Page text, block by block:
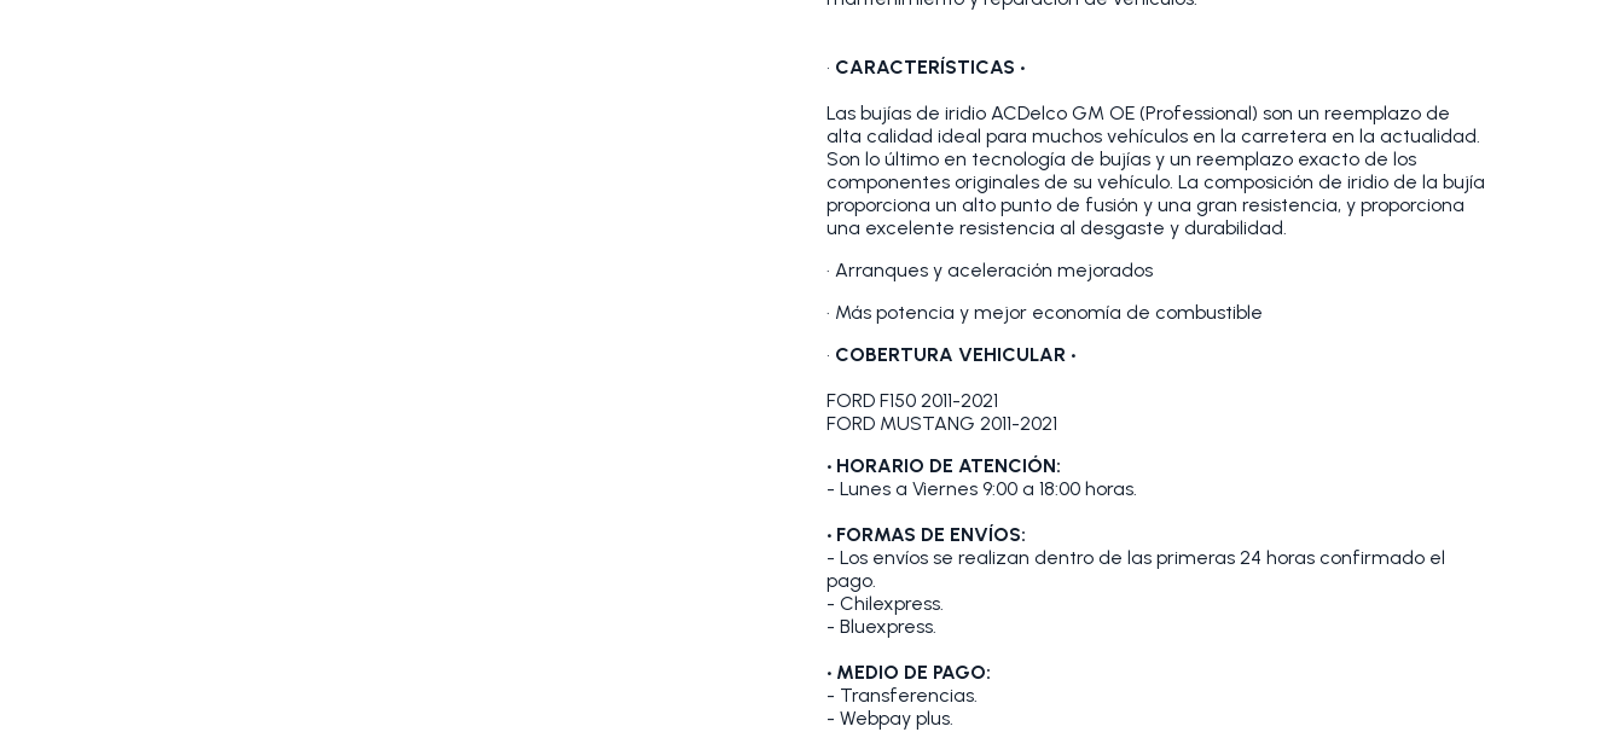
• CARACTERÍSTICAS •
Las bujías de iridio ACDelco GM OE (Professional) son un reemplazo de
alta calidad ideal para muchos vehículos en la carretera en la actualidad.
Son lo último en tecnología de bujías y un reemplazo exacto de los
componentes originales de su vehículo. La composición de iridio de la bujía
proporciona un alto punto de fusión y una gran resistencia, y proporciona
una excelente resistencia al desgaste y durabilidad.
· Arranques y aceleración mejorados
· Más potencia y mejor economía de combustible
• COBERTURA VEHICULAR •
FORD F150 2011-2021
FORD MUSTANG 2011-2021
• HORARIO DE ATENCIÓN:
- Lunes a Viernes 9:00 a 18:00 horas.
• FORMAS DE ENVÍOS:
- Los envíos se realizan dentro de las primeras 24 horas confirmado el
pago.
- Chilexpress.
- Bluexpress.
• MEDIO DE PAGO:
- Transferencias.
- Webpay plus.